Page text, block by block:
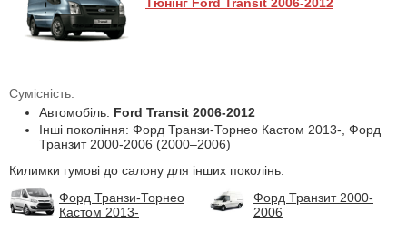
Сумісність:
Автомобіль: Ford Transit 2006-2012
Інші покоління: Форд Транзи-Торнео Кастом 2013-, Форд
Транзит 2000-2006 (2000–2006)
Килимки гумові до салону для інших поколінь:
Форд Транзи-Торнео
Кастом 2013-
Форд Транзит 2000-
2006